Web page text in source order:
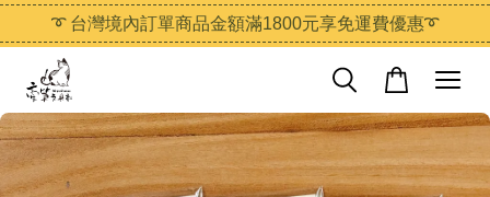
➰ 台灣境內訂單商品金額滿1800元享免運費優惠➰